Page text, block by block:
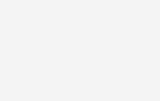
attraktiven Düsseldorfer
Branchen. Elektroniker und
technischem Fokus. Generell
auch als Chance: Uns fordert das
vor allem zu leben, was uns